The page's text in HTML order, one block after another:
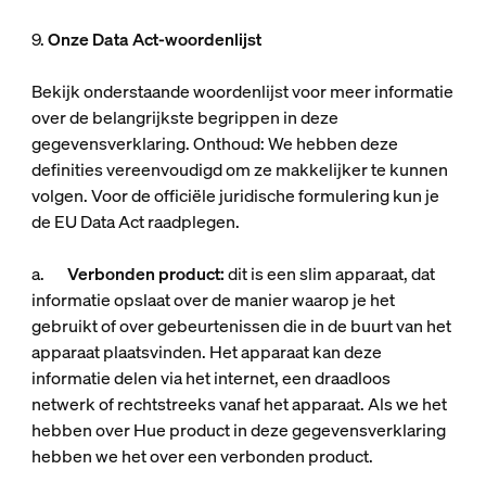
9.Onze Data Act-woordenlijst
Bekijk onderstaande woordenlijst voor meer informatie
over de belangrijkste begrippen in deze
gegevensverklaring. Onthoud: We hebben deze
definities vereenvoudigd om ze makkelijker te kunnen
volgen. Voor de officiële juridische formulering kun je
de EU Data Act raadplegen.
a. Verbonden product:dit is een slim apparaat, dat
informatie opslaat over de manier waarop je het
gebruikt of over gebeurtenissen die in de buurt van het
apparaat plaatsvinden. Het apparaat kan deze
informatie delen via het internet, een draadloos
netwerk of rechtstreeks vanaf het apparaat. Als we het
hebben overHue productin deze gegevensverklaring
hebben we het over een verbonden product.